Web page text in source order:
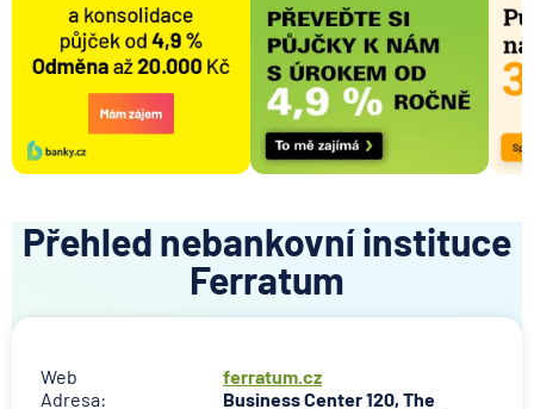
Přehled nebankovní instituce
Ferratum
Web
ferratum.cz
Adresa:
Business Center 120, The